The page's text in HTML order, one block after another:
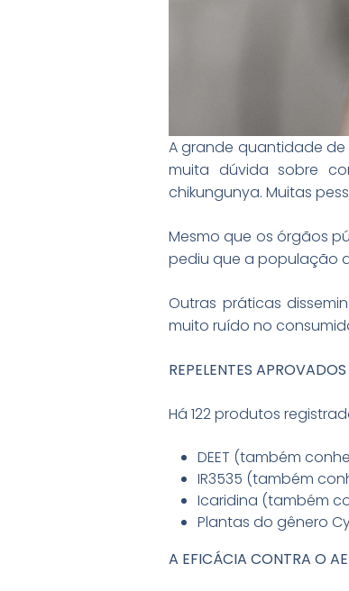
A grande quantidade de
muita dúvida sobre
chikungunya. Muitas
Mesmo que os órgãos
pediu que a população
Outras práticas
muito ruído no
REPELENTES
Há 122 produtos
DEET (também
IR3535 (também
Icaridina (também
Plantas do gênero
A EFICÁCIA CONTRA O